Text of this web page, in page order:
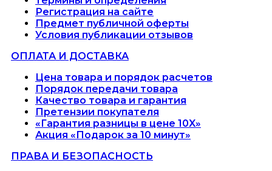
Регистрация на сайте
Предмет публичной оферты
Условия публикации отзывов
ОПЛАТА И ДОСТАВКА
Цена товара и порядок расчетов
Порядок передачи товара
Качество товара и гарантия
Претензии покупателя
«Гарантия разницы в цене 10X»
Акция «Подарок за 10 минут»
ПРАВА И БЕЗОПАСНОСТЬ